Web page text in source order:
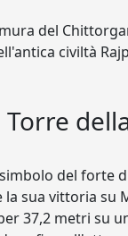
del
civiltà
del forte
sua vittoria su
37,2 metri su